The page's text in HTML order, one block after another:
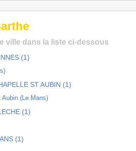
ville dans la liste ci-dessous
(1)
ST AUBIN (1)
Aubin (Le Mans)
(1)
(1)